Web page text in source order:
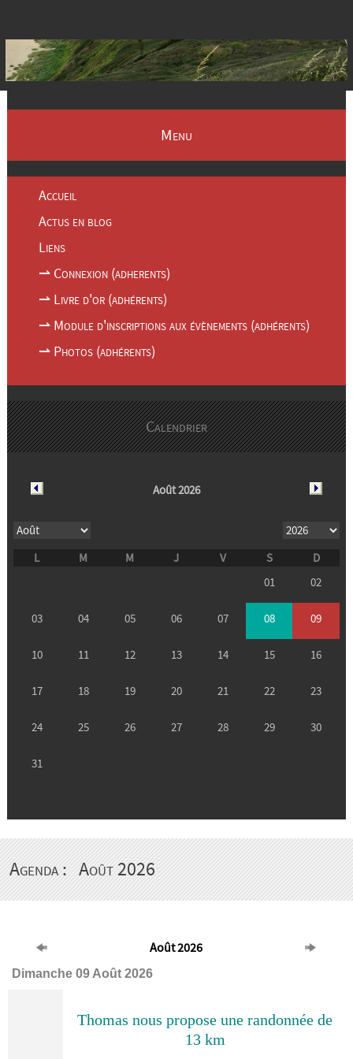
Menu
Accueil
Actus en blog
Liens
⇀ Connexion (adherents)
⇀ Livre d'or (adhérents)
⇀ Module d'inscriptions aux évènements (adhérents)
⇀ Photos (adhérents)
Calendrier
Agenda : Août 2026
Août 2026
Dimanche 09 Août 2026
Thomas nous propose une randonnée de
13 km